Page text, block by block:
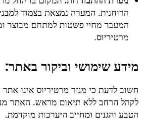
הרוחנית. המערה נמצאת בצמוד
המעבר מחיי פשטות למתחם מבוצר
מרטיריוס.
מידע שימושי וביקור באתר:
חשוב לדעת כי מנזר מרטיריוס אינו
לקהל הרחב ללא תיאום מראש. האתר
הטבע והגנים ומחייב היערכות מוקדמת.